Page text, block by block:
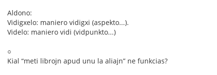
Aldono:
Vidigxelo: maniero vidigxi (aspekto...).
Videlo: maniero vidi (vidpunkto...)
○
Kial “meti librojn apud unu la aliajn” ne funkcias?